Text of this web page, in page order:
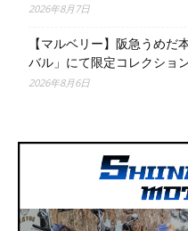
2026年8月7日
【マルベリー】阪急うめだ
バル」にて限定コレクショ
2026年8月6日